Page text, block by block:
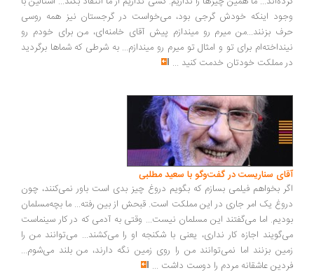
اینکه خودش گرجی بود، می‌خواست در گرجستان نیز همه روسی
بزنند...من میرم رو میندازم پیش آقای خامنه‌ای، من برای خودم رو
برای تو و امثال تو میرم رو میندازم... به شرطی که شماها برگردید
مملکت خودتان خدمت کنید...
سناریست در گفت‌وگو با سعید مطلبی
بخواهم فیلمی بسازم که بگویم دروغ چیز بدی است باور نمی‌کنند، چون
یک امر جاری در این مملکت است. قبحش از بین رفته... ما بچه‌مسلمان
اما می‌گفتند این مسلمان نیست... وقتی به آدمی که در کار سینماست
اجازه کار نداری، یعنی با شکنجه او را می‌کشند... می‌توانند من را
بزنند اما نمی‌توانند من را روی زمین نگه دارند، من بلند می‌شوم...
عاشقانه مردم را دوست داشت ...